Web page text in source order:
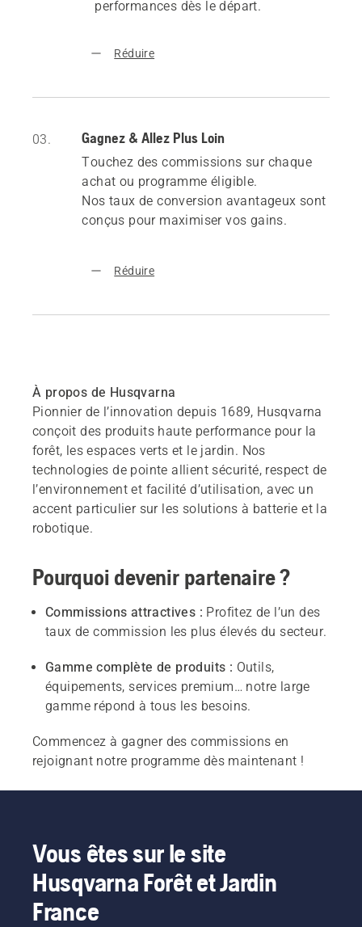
performances dès le départ.
Réduire
03. Gagnez & Allez Plus Loin
Touchez des commissions sur chaque
achat ou programme éligible.
Nos taux de conversion avantageux sont
conçus pour maximiser vos gains.
Réduire
À propos de Husqvarna
Pionnier de l’innovation depuis 1689, Husqvarna
conçoit des produits haute performance pour la
forêt, les espaces verts et le jardin. Nos
technologies de pointe allient sécurité, respect de
l’environnement et facilité d’utilisation, avec un
accent particulier sur les solutions à batterie et la
robotique.
Pourquoi devenir partenaire ?
Commissions attractives : Profitez de l’un des
taux de commission les plus élevés du secteur.
Gamme complète de produits : Outils,
équipements, services premium… notre large
gamme répond à tous les besoins.
Commencez à gagner des commissions en
rejoignant notre programme dès maintenant !
Vous êtes sur le site
Husqvarna Forêt et Jardin
France